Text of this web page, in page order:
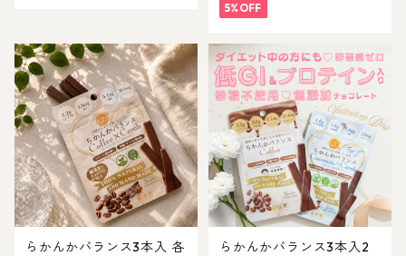
5%OFF
らかんかバランス3本入 各
らかんかバランス3本入2